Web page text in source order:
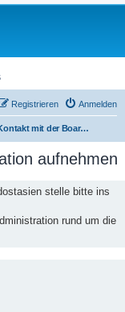
Anmelden
Registrieren
Kontakt mit der Board-Administration aufnehmen
aufnehmen
stelle bitte ins
rund um die